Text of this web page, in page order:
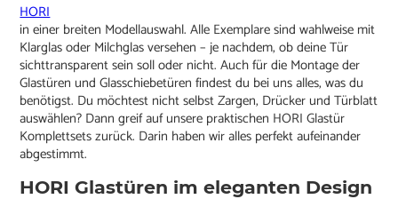
HORI
in einer breiten Modellauswahl. Alle Exemplare sind wahlweise mit
Klarglas oder Milchglas versehen – je nachdem, ob deine Tür
sichttransparent sein soll oder nicht. Auch für die Montage der
Glastüren und Glasschiebetüren findest du bei uns alles, was du
benötigst. Du möchtest nicht selbst Zargen, Drücker und Türblatt
auswählen? Dann greif auf unsere praktischen HORI Glastür
Komplettsets zurück. Darin haben wir alles perfekt aufeinander
abgestimmt.
HORI Glastüren im eleganten Design